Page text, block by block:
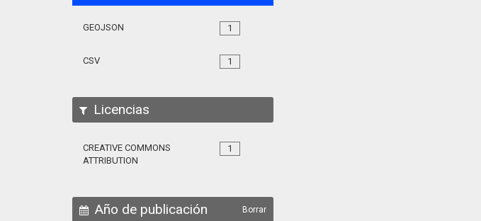
1
GEOJSON
1
CSV
Licencias
1
CREATIVE COMMONS
ATTRIBUTION
Año de publicación Borrar